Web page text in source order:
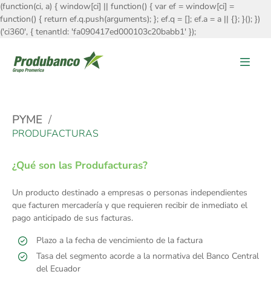
(function(ci, a) { window[ci] || function() { var ef = window[ci] =
function() { return ef.q.push(arguments); }; ef.q = []; ef.a = a || {}; }(); })
('ci360', { tenantId: 'fa090417ed000103c20babb1' });
PYME
PRODUFACTURAS
¿Qué son las Produfacturas?
Un producto destinado a empresas o personas independientes
que facturen mercadería y que requieren recibir de inmediato el
pago anticipado de sus facturas.
Plazo a la fecha de vencimiento de la factura
Tasa del segmento acorde a la normativa del Banco Central
del Ecuador